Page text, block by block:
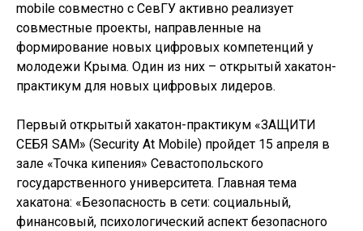
mobile совместно с СевГУ активно реализует
совместные проекты, направленные на
формирование новых цифровых компетенций у
молодежи Крыма. Один из них – открытый хакатон-
практикум для новых цифровых лидеров.
Первый открытый хакатон-практикум «ЗАЩИТИ
СЕБЯ SAM» (Security At Mobile) пройдет 15 апреля в
зале «Точка кипения» Севастопольского
государственного университета. Главная тема
хакатона: «Безопасность в сети: социальный,
финансовый, психологический аспект безопасного